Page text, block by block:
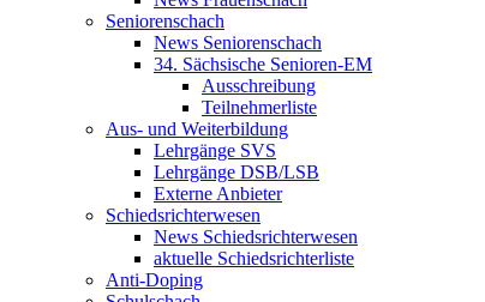
Seniorenschach
News Seniorenschach
34. Sächsische Senioren-EM
Ausschreibung
Teilnehmerliste
Aus- und Weiterbildung
Lehrgänge SVS
Lehrgänge DSB/LSB
Externe Anbieter
Schiedsrichterwesen
News Schiedsrichterwesen
aktuelle Schiedsrichterliste
Anti-Doping